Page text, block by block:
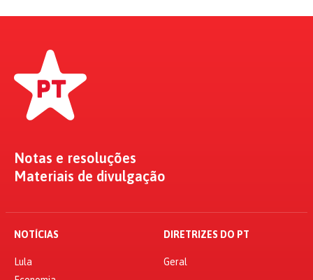
Notas e resoluções
Materiais de divulgação
NOTÍCIAS
Lula
DIRETRIZES DO PT
Geral